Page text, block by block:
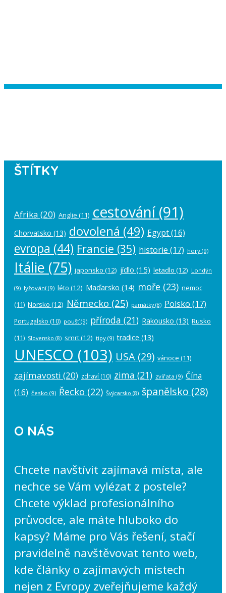
ŠTÍTKY
Afrika (20) Anglie (11) cestování(91)
Chorvatsko (13) dovolená (49) Egypt(16)
evropa (44) Francie (35) historie (17) hory (9)
Itálie (75) japonsko (12) jídlo (15) letadlo (12) Londýn
(9) lyžování (9) léto (12) Maďarsko (14) moře (23) nemoc
(11) Norsko (12) Německo (25) památky(8) Polsko (17)
Portugalsko (10) poušť(9) příroda (21) Rakousko (13) Rusko
(11) Slovensko (8) smrt(12) tipy (9) tradice (13)
UNESCO (103) USA (29) vánoce (11)
zajímavosti (20) zdraví (10) zima (21) zvířata (9) Čína
(16) česko (9) Řecko (22) Švýcarsko (8) španělsko (28)
O NÁS
Chcete navštívit zajímavá místa, ale
nechce se Vám vylézat z postele?
Chcete výklad profesionálního
průvodce, ale máte hluboko do
kapsy? Máme pro Vás řešení, stačí
pravidelně navštěvovat tento web,
kde články o zajímavých místech
nejen z Evropy zveřejňujeme každý